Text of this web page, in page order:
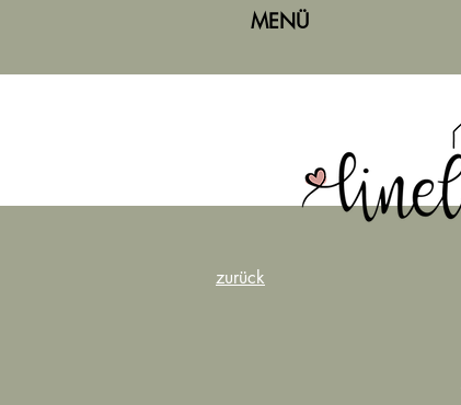
MENÜ
zurück